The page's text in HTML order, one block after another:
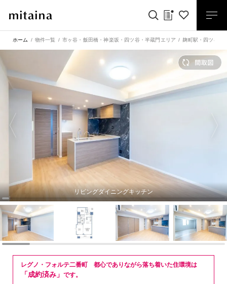
ホーム 物件一覧 市ヶ谷・飯田橋・神楽坂・四ツ谷・半蔵門エリア 麹町駅 ・ 四ツ谷駅
リビングダイニングキッチン
レグノ・フォルテ二番町 都心でありながら落ち着いた住環境は
「成約済み」 です。